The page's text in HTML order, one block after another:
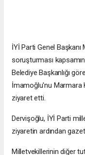
İYİ Parti Genel
soruşturması
Belediye Başkanlığı
İmamoğlu'nu Marmara
ziyaret etti.
Dervişoğlu, İYİ Parti
ziyaretin ardından
Milletvekillerinin diğer